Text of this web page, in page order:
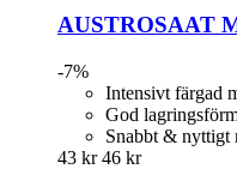
AUSTROSAAT
-7%
Intensivt färgad
God
Snabbt & nyttigt
43 kr 46 kr